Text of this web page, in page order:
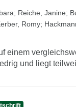
; Reiche, Janine;
Romy;
einem
und liegt